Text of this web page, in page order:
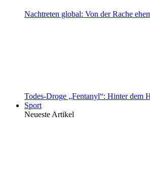
Nachtreten global: Von der Rache
Todes-Droge „Fentanyl“: Hinter dem
Sport
Neueste Artikel